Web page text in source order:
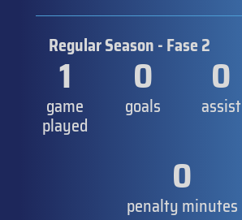
Regular Season - Fase 2
1
game
played
0
goals
0
assist
0
penalty minutes